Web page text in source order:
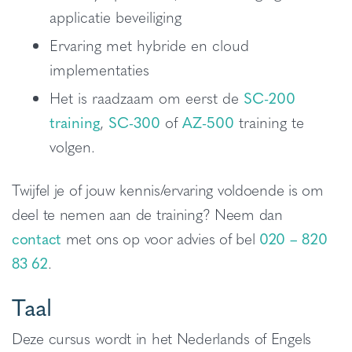
applicatie beveiliging
Ervaring met hybride en cloud
implementaties
Het is raadzaam om eerst de SC-200
training, SC-300 ofAZ-500 training te
volgen.
Twijfel je of jouw kennis/ervaring voldoende is om
deel te nemen aan de training? Neem dan
contact met ons op voor advies of bel 020 – 820
83 62.
Taal
Deze cursus wordt in het Nederlands of Engels